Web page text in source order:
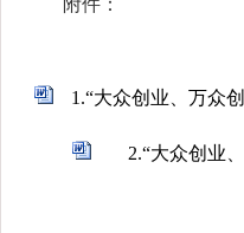
附件：
1.“大众创业、万众
2.“大众创业